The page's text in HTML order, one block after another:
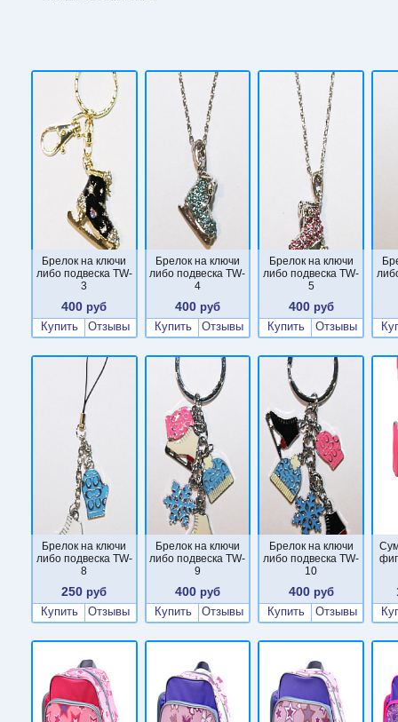
Брелок на ключи
либо подвеска TW-
3
400 руб
Купить
Отзывы
Брелок на ключи
либо подвеска TW-
4
400 руб
Купить
Отзывы
Брелок на ключи
либо подвеска TW-
5
400руб
Купить
Отзывы
Брелок на ключи
либо подвеска TW-
8
250 руб
Купить
Отзывы
Брелок на ключи
либо подвеска TW-
9
400 руб
Купить
Отзывы
Брелок на ключи
либо подвеска TW-
10
400руб
Купить
Отзывы